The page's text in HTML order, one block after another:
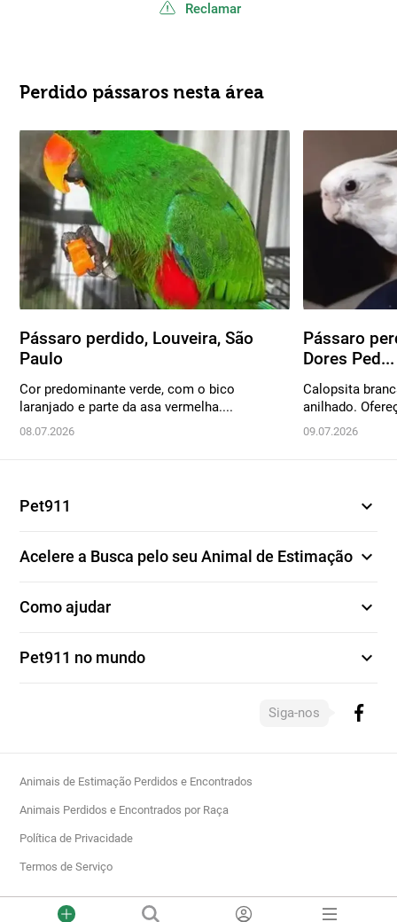
Reclamar
Perdido pássaros nesta área
Pássaro perdido, Louveira, São
Paulo
Cor predominante verde, com o bico
laranjado e parte da asa vermelha....
08.07.2026
Pássaro
Dores Ped...
Calopsita
anilhado.
09.07.2026
Pet911 expand_more
Acelere a Busca pelo seu Animal de Estimação expand_more
Como ajudar expand_more
Pet911 no mundo expand_more
Siga-nos
Animais de Estimação Perdidos e Encontrados
Animais Perdidos e Encontrados por Raça
Política de Privacidade
Termos de Serviço